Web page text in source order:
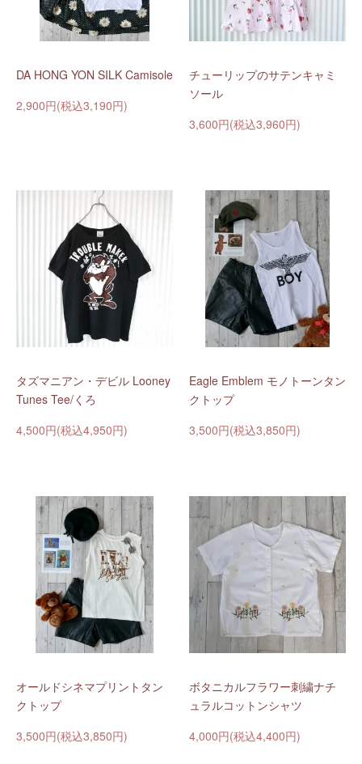
DA HONG YON SILK Camisole
2,900円(税込3,190円)
チューリップのサテンキャミ
ソール
3,600円(税込3,960円)
タズマニアン・デビル Looney
Tunes Tee/くろ
4,500円(税込4,950円)
Eagle Emblem モノトーンタン
クトップ
3,500円(税込3,850円)
オールドシネマプリントタン
クトップ
3,500円(税込3,850円)
ボタニカルフラワー刺繍ナチ
ュラルコットンシャツ
4,000円(税込4,400円)